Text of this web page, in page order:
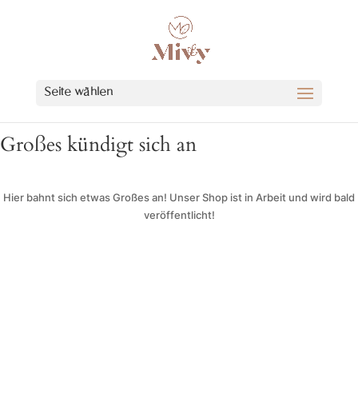
Seite wählen
Großes kündigt sich an
Hier bahnt sich etwas Großes an! Unser Shop ist in Arbeit und wird bald
veröffentlicht!